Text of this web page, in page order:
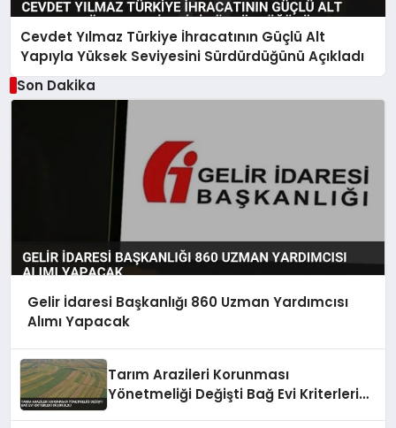
Cevdet Yılmaz Türkiye İhracatının Güçlü Alt
Yapıyla Yüksek Seviyesini Sürdürdüğünü Açıkladı
Son Dakika
Gelir İdaresi Başkanlığı 860 Uzman Yardımcısı
Alımı Yapacak
Tarım Arazileri Korunması
Yönetmeliği Değişti Bağ Evi Kriterleri